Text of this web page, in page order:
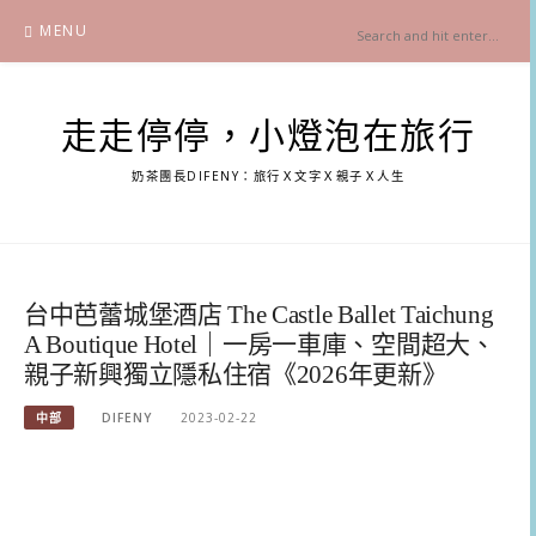
content
MENU
走走停停，小燈泡在旅行
奶茶團長DIFENY：旅行Ｘ文字Ｘ親子Ｘ人生
台中芭蕾城堡酒店 The Castle Ballet Taichung
A Boutique Hotel｜一房一車庫、空間超大、
親子新興獨立隱私住宿《2026年更新》
中部 DIFENY 2023-02-22